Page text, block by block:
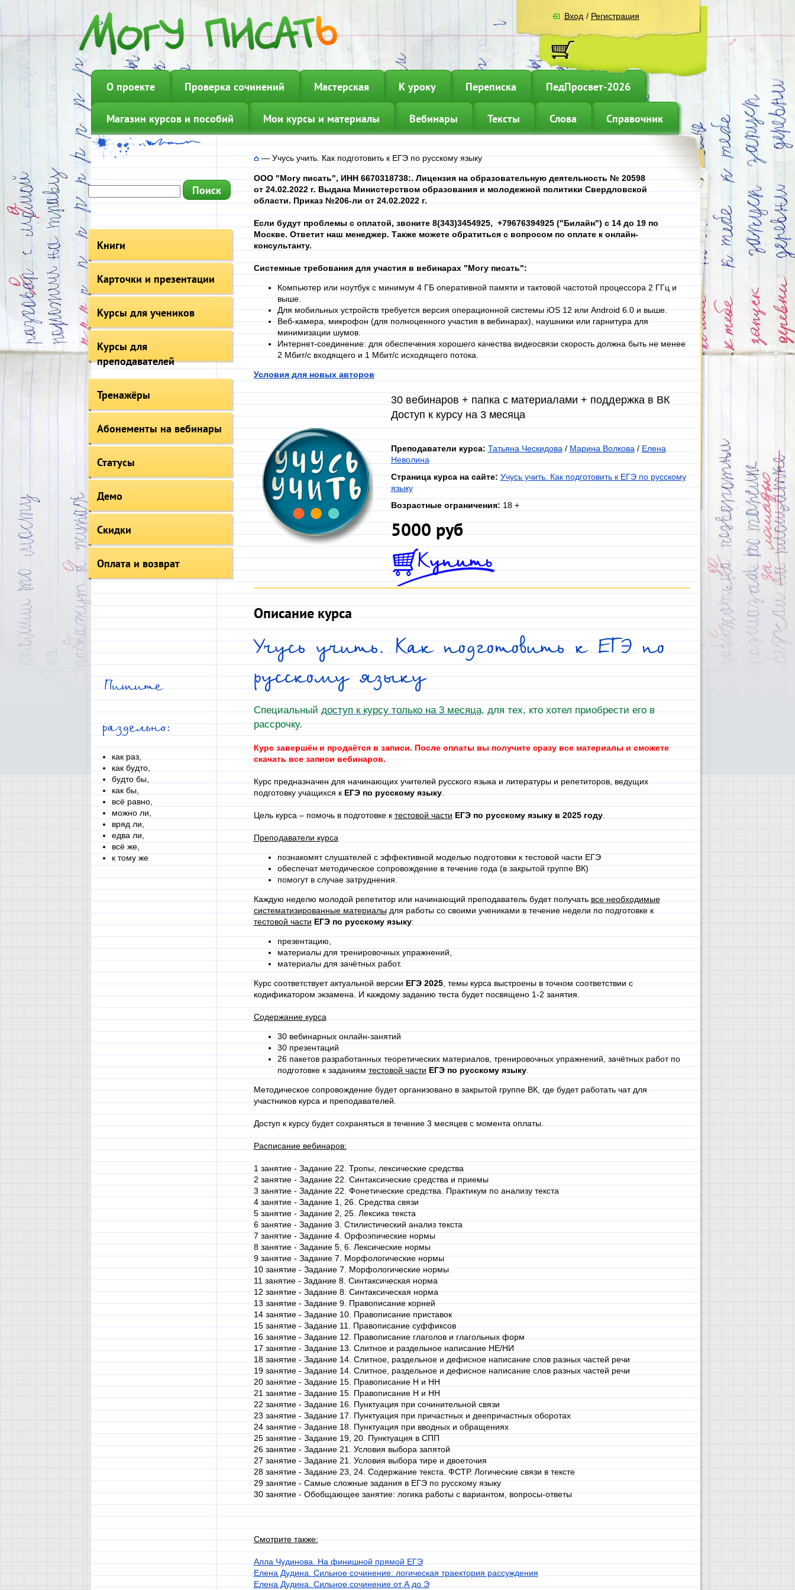
Вход / Регистрация
О проекте Проверка сочинений Мастерская К уроку Переписка ПедПросвет-2026
Магазин курсов и пособий Мои курсы и материалы Вебинары Тексты Слова Справочник
Книги
Карточки и презентации
Курсы для учеников
Курсы для
преподавателей
Тренажёры
Абонементы на вебинары
Статусы
Демо
Скидки
Оплата и возврат
Пишите
раздельно:
как раз,
как будто,
будто бы,
как бы,
всё равно,
можно ли,
вряд ли,
едва ли,
всё же,
к тому же
—Учусь учить. Как подготовить к ЕГЭ по русскому языку
ООО "Могу писать", ИНН6670318738:. Лицензия на образовательную деятельность № 20598
от 24.02.2022 г. Выдана Министерством образования и молодежной политики Свердловской
области. Приказ №206-ли от 24.02.2022 г.
Если будут проблемы с оплатой, звоните 8(343)3454925, +79676394925 ("Билайн") с 14 до 19 по
Москве. Ответит наш менеджер. Также можете обратиться с вопросом по оплате к онлайн-
консультанту.
Системные требования для участия в вебинарах "Могу писать":
Компьютер или ноутбук с минимум 4 ГБ оперативной памяти и тактовой частотой процессора 2 ГГц и
выше.
Для мобильных устройств требуется версия операционной системы iOS 12 или Android 6.0 и выше.
Веб-камера, микрофон (для полноценного участия в вебинарах), наушники или гарнитура для
минимизации шумов.
Интернет-соединение: для обеспечения хорошего качества видеосвязи скорость должна быть не менее
2 Мбит/с входящего и 1 Мбит/с исходящего потока.
Условия для новых авторов
30 вебинаров + папка с материалами + поддержка в ВК
Доступ к курсу на 3 месяца
Преподаватели курса: Татьяна Ческидова / Марина Волкова / Елена
Неволина
Страница курса на сайте: Учусь учить. Как подготовить к ЕГЭ по русскому
языку
Возрастные ограничения: 18 +
5000 руб
Описание курса
Учусь учить. Как подготовить к ЕГЭ по
русскому языку
Специальныйдоступ к курсу только на 3 месяца, для тех, кто хотел приобрести его в
рассрочку.
Курс завершён и продаётся в записи. После оплаты вы получите сразу все материалы и сможете
скачать все записи вебинаров.
Курс предназначен для начинающих учителей русского языка и литературы и репетиторов, ведущих
подготовку учащихся кЕГЭ по русскому языку.
Цель курса – помочь в подготовке к тестовой части ЕГЭ по русскому языку в 2025 году.
Преподаватели курса
познакомят слушателей с эффективной моделью подготовки к тестовой части ЕГЭ
обеспечат методическое сопровождение в течение года (в закрытой группе ВК)
помогут в случае затруднения.
Каждую неделю молодой репетитор или начинающий преподаватель будет получатьвсе необходимые
систематизированные материалыдля работы со своими учениками в течение недели по подготовке к
тестовой части ЕГЭ по русскому языку:
презентацию,
материалы для тренировочных упражнений,
материалы для зачётных работ.
Курс соответствует актуальной версииЕГЭ 2025, темы курса выстроены в точном соответствии с
кодификатором экзамена. И каждому заданию теста будет посвящено 1-2 занятия.
Содержание курса
30 вебинарных онлайн-занятий
30 презентаций
26 пакетов разработанных теоретических материалов, тренировочных упражнений, зачётных работ по
подготовке к заданиямтестовой части ЕГЭ по русскому языку.
Методическое сопровождение будет организовано в закрытой группе ВК, где будет работать чат для
участников курса и преподавателей.
Доступ к курсу будет сохраняться в течение 3 месяцев с момента оплаты.
Расписание вебинаров:
1 занятие - Задание 22. Тропы, лексические средства
2 занятие - Задание 22. Синтаксические средства и приемы
3 занятие - Задание 22. Фонетические средства. Практикум по анализу текста
4 занятие - Задание 1, 26. Средства связи
5 занятие - Задание 2, 25. Лексика текста
6 занятие - Задание 3. Стилистический анализ текста
7 занятие - Задание 4. Орфоэпические нормы
8 занятие - Задание 5, 6. Лексические нормы
9 занятие - Задание 7. Морфологические нормы
10 занятие - Задание 7. Морфологические нормы
11 занятие - Задание 8. Синтаксическая норма
12 занятие - Задание 8. Синтаксическая норма
13 занятие - Задание 9. Правописание корней
14 занятие - Задание 10. Правописание приставок
15 занятие - Задание 11. Правописание суффиксов
16 занятие - Задание 12. Правописание глаголов и глагольных форм
17 занятие - Задание 13. Слитное и раздельное написание НЕ/НИ
18 занятие - Задание 14. Слитное, раздельное и дефисное написание слов разных частей речи
19 занятие - Задание 14. Слитное, раздельное и дефисное написание слов разных частей речи
20 занятие - Задание 15. Правописание Н и НН
21 занятие - Задание 15. Правописание Н и НН
22 занятие - Задание 16. Пунктуация при сочинительной связи
23 занятие - Задание 17. Пунктуация при причастных и деепричастных оборотах
24 занятие - Задание 18. Пунктуация при вводных и обращениях
25 занятие - Задание 19, 20. Пунктуация в СПП
26 занятие - Задание 21. Условия выбора запятой
27 занятие - Задание 21. Условия выбора тире и двоеточия
28 занятие - Задание 23, 24. Содержание текста. ФСТР. Логические связи в тексте
29 занятие - Самые сложные задания в ЕГЭ по русскому языку
30 занятие - Обобщающее занятие: логика работы с вариантом, вопросы-ответы
Смотрите также:
Алла Чудинова. На финишной прямой ЕГЭ
Елена Дудина. Сильное сочинение: логическая траектория рассуждения
Елена Дудина. Сильное сочинение от А до Э